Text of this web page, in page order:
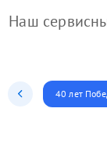
Наш
40 лет